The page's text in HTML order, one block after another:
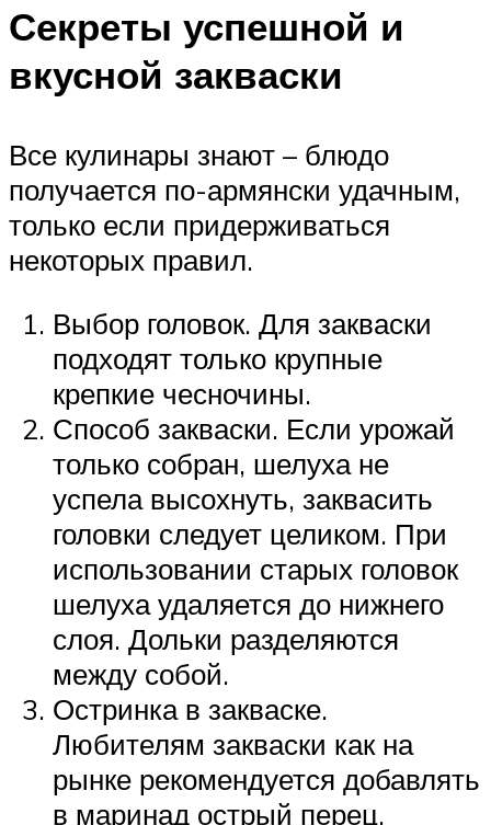
Секреты успешной и
вкусной закваски
Все кулинары знают – блюдо
получается по-армянски удачным,
только если придерживаться
некоторых правил.
Выбор головок. Для закваски
подходят только крупные
крепкие чесночины.
Способ закваски. Если урожай
только собран, шелуха не
успела высохнуть, заквасить
головки следует целиком. При
использовании старых головок
шелуха удаляется до нижнего
слоя. Дольки разделяются
между собой.
Остринка в закваске.
Любителям закваски как на
рынке рекомендуется добавлять
в маринад острый перец.